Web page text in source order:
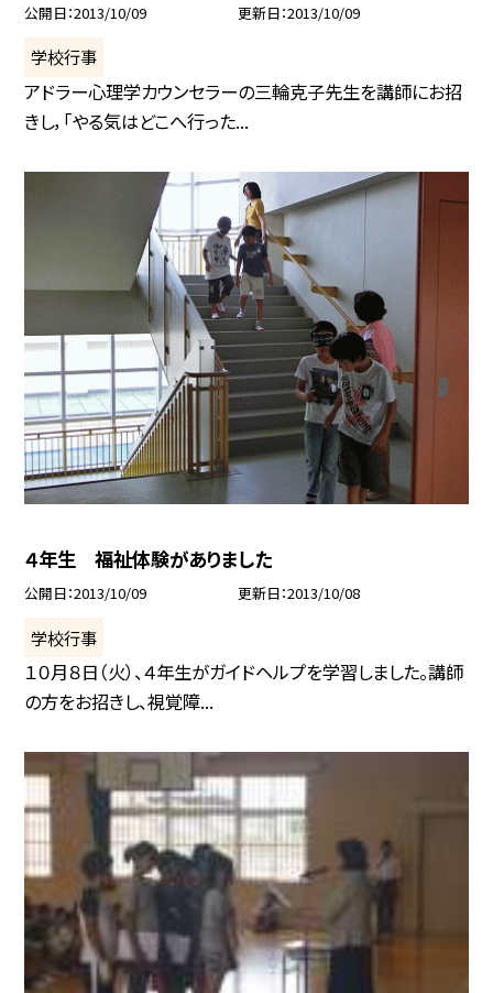
公開日 2013/10/09 更新日 2013/10/09
学校行事
アドラー心理学カウンセラーの三輪克子先生を講師にお招
きし，「やる気はどこへ行った...
４年生 福祉体験がありました
公開日 2013/10/09 更新日 2013/10/08
学校行事
１０月８日（火）、４年生がガイドヘルプを学習しました。講師
の方をお招きし、視覚障...